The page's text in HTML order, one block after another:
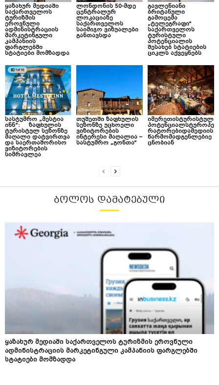
ყაზახურ მედიაში
საქართველოს
ტურიზმის
ეროვნული
ადმინისტრაციის
მარკეტინგული
კამპანიის
ფარგლებში
სტატიები მომზადდა
ლონდონის 50-მდე
ცენტრალურ
ლოკაციაზე
საქართველოს
საიმიჯო ვიზუალები
განთავსდა
გავლენიანი
ბრიტანული
გამოცემა
„ტელეგრაფი“
საქართველოს
ტურისტული
პოტენციალის
შესახებ სტატიების
ციკლს აქვეყნებს
სასტუმრო „მესტია
ინნ“: ზაფხულის
ტურისტულ სეზონზე
მაღალი დატვირთვა
და საერთაშორისო
ვიზიტორების
სიმრავლეა
თუშეთში ზაფხულის
სეზონზე უცხოელი
ვიზიტორების
ინტერესი მაღალია –
სასტუმრო „გონთა“
იმერეთისტურისტულ
პოტენციალსტუროპე
რატორებიდამედიის
წარმომადგენლებიე
ცნობიან
ᲑᲝᲚᲝᲡ ᲓᲐᲛᲐᲢᲔᲑᲣᲚᲘ
ყაზახურ მედიაში საქართველოს ტურიზმის ეროვნული
ადმინისტრაციის მარკეტინგული კამპანიის ფარგლებში
სტატიები მომზადდა